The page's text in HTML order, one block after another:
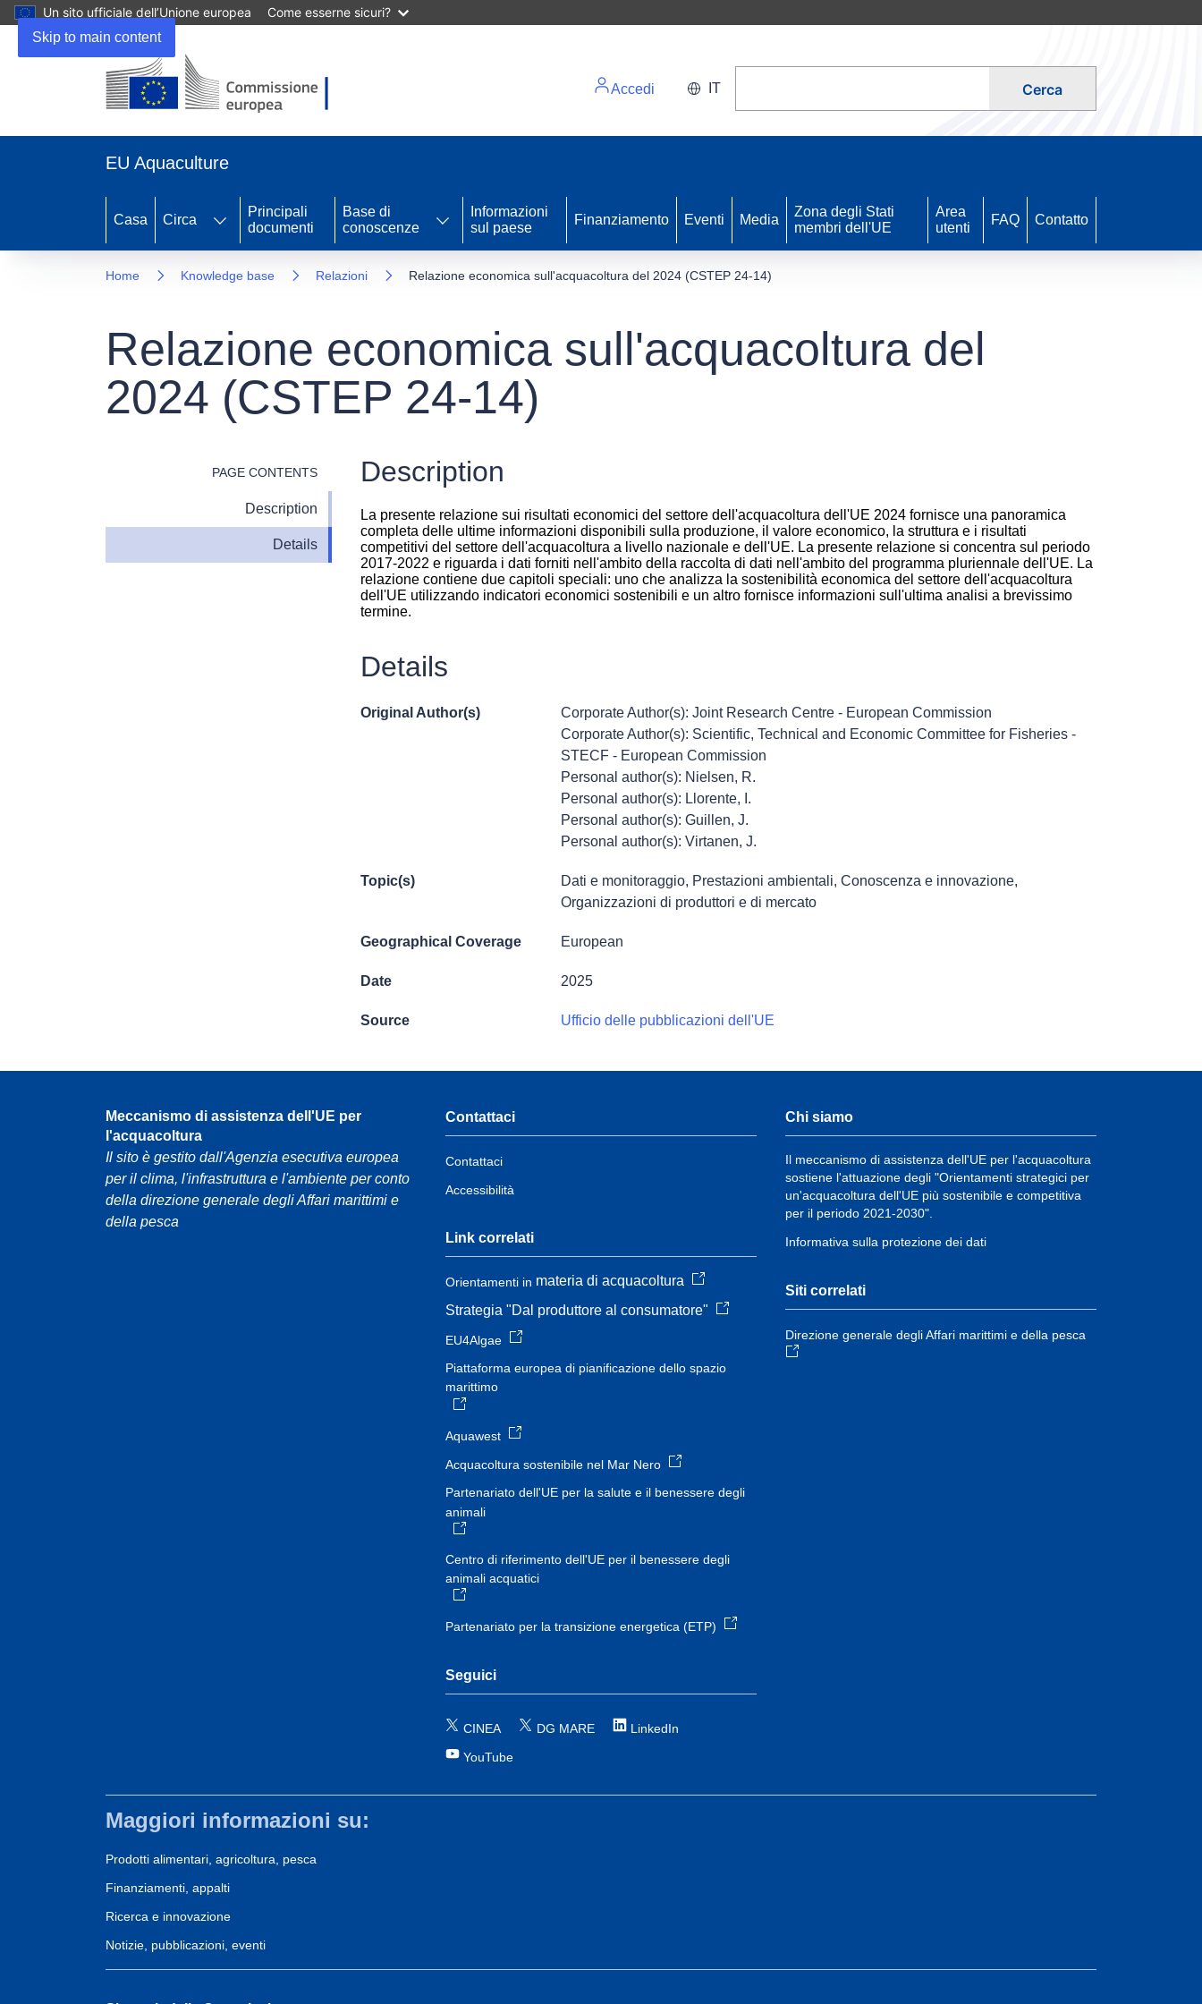
Skip to main content
Un sito ufficiale dell’Unione europea Come esserne sicuri?
Accedi IT Cerca
EU Aquaculture
Casa Circa
Principali
documenti
Base di
conoscenze
Informazioni
sul paese
Finanziamento Eventi Media
Zona degli Stati
membri dell'UE
Area
utenti
FAQ Contatto
Home Knowledge base Relazioni Relazione economica sull'acquacoltura del 2024 (CSTEP 24-14)
Relazione economica sull'acquacoltura del
2024 (CSTEP 24-14)
PAGE CONTENTS
Description
Details
Description
La presente relazione sui risultati economici del settore dell'acquacoltura dell'UE 2024 fornisce una panoramica
completa delle ultime informazioni disponibili sulla produzione, il valore economico, la struttura e i risultati
competitivi del settore dell'acquacoltura a livello nazionale e dell'UE. La presente relazione si concentra sul periodo
2017-2022 e riguarda i dati forniti nell'ambito della raccolta di dati nell'ambito del programma pluriennale dell'UE. La
relazione contiene due capitoli speciali: uno che analizza la sostenibilità economica del settore dell'acquacoltura
dell'UE utilizzando indicatori economici sostenibili e un altro fornisce informazioni sull'ultima analisi a brevissimo
termine.
Details
Original Author(s)
Corporate Author(s): Joint Research Centre - European Commission
Corporate Author(s): Scientific, Technical and Economic Committee for Fisheries -
STECF - European Commission
Personal author(s): Nielsen, R.
Personal author(s): Llorente, I.
Personal author(s): Guillen, J.
Personal author(s): Virtanen, J.
Topic(s) Dati e monitoraggio, Prestazioni ambientali, Conoscenza e innovazione,
Organizzazioni di produttori e di mercato
Geographical Coverage European
Date 2025
Source Ufficio delle pubblicazioni dell'UE
Meccanismo di assistenza dell'UE per
l'acquacoltura
Il sito è gestito dall'Agenzia esecutiva europea
per il clima, l'infrastruttura e l'ambiente per conto
della direzione generale degli Affari marittimi e
della pesca
Contattaci
Contattaci
Accessibilità
Link correlati
Orientamenti in materia di acquacoltura
Strategia "Dal produttore al consumatore"
EU4Algae
Piattaforma europea di pianificazione dello spazio
marittimo
Aquawest
Acquacoltura sostenibile nel Mar Nero
Partenariato dell'UE per la salute e il benessere degli
animali
Centro di riferimento dell'UE per il benessere degli
animali acquatici
Partenariato per la transizione energetica (ETP)
Seguici
CINEA DG MARE LinkedIn
YouTube
Chi siamo
Il meccanismo di assistenza dell'UE per l'acquacoltura
sostiene l'attuazione degli "Orientamenti strategici per
un'acquacoltura dell'UE più sostenibile e competitiva
per il periodo 2021-2030".
Informativa sulla protezione dei dati
Siti correlati
Direzione generale degli Affari marittimi e della pesca
Maggiori informazioni su:
Prodotti alimentari, agricoltura, pesca
Finanziamenti, appalti
Ricerca e innovazione
Notizie, pubblicazioni, eventi